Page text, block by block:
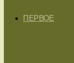
ПЕРВОЕ